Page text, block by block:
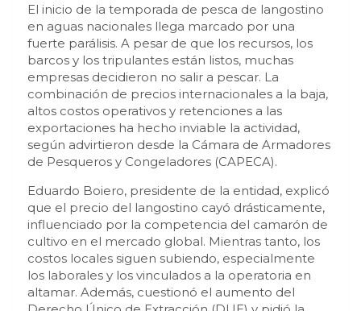
El inicio de la temporada de pesca de langostino
en aguas nacionales llega marcado por una
fuerte parálisis. A pesar de que los recursos, los
barcos y los tripulantes están listos, muchas
empresas decidieron no salir a pescar. La
combinación de precios internacionales a la baja,
altos costos operativos y retenciones a las
exportaciones ha hecho inviable la actividad,
según advirtieron desde la Cámara de Armadores
de Pesqueros y Congeladores (CAPECA).
Eduardo Boiero, presidente de la entidad, explicó
que el precio del langostino cayó drásticamente,
influenciado por la competencia del camarón de
cultivo en el mercado global. Mientras tanto, los
costos locales siguen subiendo, especialmente
los laborales y los vinculados a la operatoria en
altamar. Además, cuestionó el aumento del